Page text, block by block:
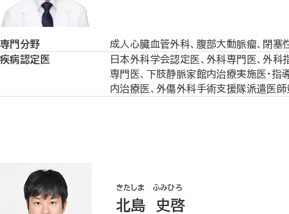
専門分野
成人心臓血管外科、腹部大動脈瘤、閉塞
疾病認定医
日本外科学会認定医、外科専門医、外科
専門医、下肢静脈家館内治療実施医・指
内治療医、外傷外科手術支援隊派遣医
北島 史啓
きたしま ふみひろ